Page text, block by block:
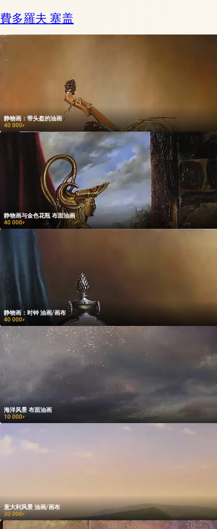
費多羅夫 塞盖
静物画：带头盔的油画
40 000₽
静物画与金色花瓶 布面油画
40 000₽
静物画：时钟 油画/画布
40 000₽
海洋风景 布面油画
10 000₽
意大利风景 油画/画布
30 000₽